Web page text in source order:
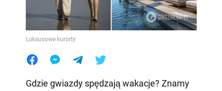
Luksusowe kurorty
Gdzie gwiazdy spędzają wakacje? Znamy